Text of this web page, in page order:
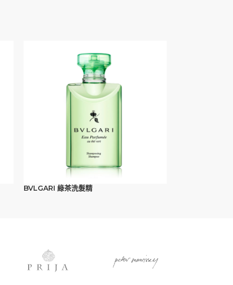
BVLGARI 綠茶洗髮精